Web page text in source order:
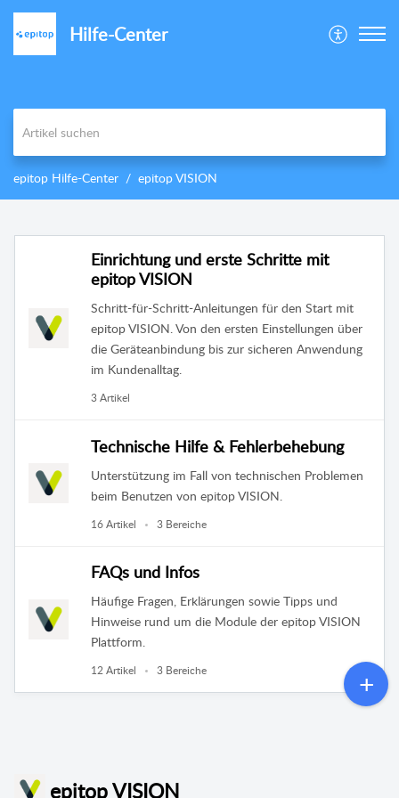
Hilfe-Center
epitop Hilfe-Center epitop VISION
Einrichtung und erste Schritte mit
epitop VISION
Schritt-für-Schritt-Anleitungen für den Start mit
epitop VISION. Von den ersten Einstellungen über
die Geräteanbindung bis zur sicheren Anwendung
im Kundenalltag.
3 Artikel
Technische Hilfe & Fehlerbehebung
Unterstützung im Fall von technischen Problemen
beim Benutzen von epitop VISION.
16 Artikel 3 Bereiche
FAQs und Infos
Häufige Fragen, Erklärungen sowie Tipps und
Hinweise rund um die Module der epitop VISION
Plattform.
12 Artikel 3 Bereiche
epitop VISION